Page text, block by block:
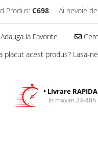
Produs: C698 Ai nevoie
Adauga la Favorite
placut acest produs? Lasa-
• Livrare RAPIDA
In maxim 24-48h